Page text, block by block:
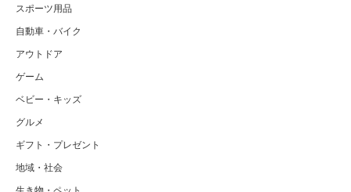
スポーツ用品
自動車・バイク
アウトドア
ゲーム
ベビー・キッズ
グルメ
ギフト・プレゼント
地域・社会